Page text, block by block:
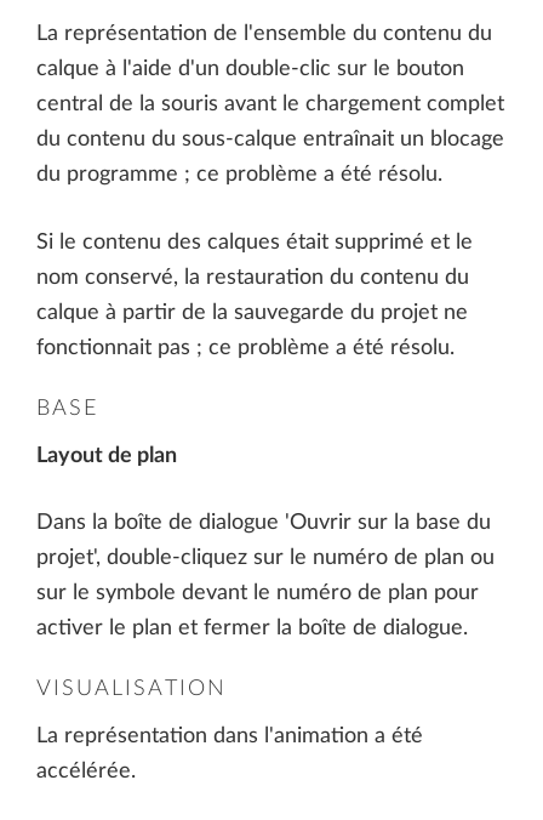
La représentation de l'ensemble du contenu du
calque à l'aide d'un double-clic sur le bouton
central de la souris avant le chargement complet
du contenu du sous-calque entraînait un blocage
du programme ; ce problème a été résolu.
Si le contenu des calques était supprimé et le
nom conservé, la restauration du contenu du
calque à partir de la sauvegarde du projet ne
fonctionnait pas ; ce problème a été résolu.
BASE
Layout de plan
Dans la boîte de dialogue 'Ouvrir sur la base du
projet', double-cliquez sur le numéro de plan ou
sur le symbole devant le numéro de plan pour
activer le plan et fermer la boîte de dialogue.
VISUALISATION
La représentation dans l'animation a été
accélérée.